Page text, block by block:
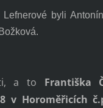
Lefnerové byli
a to Františka
v Horoměřicích